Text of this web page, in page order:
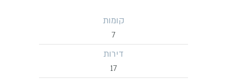
קומות
7
דירות
17